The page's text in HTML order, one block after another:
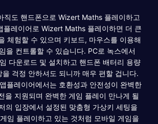
직도 핸드폰으로 Wizert Maths 플레이하고
플레이어로 Wizert Maths 플레이하면 더 큰
체험할 수 있으며 키보드, 마우스를 이용해
을 컨트롤할 수 있습니다. PC로 녹스에서
다운로드 및 설치하고 핸드폰 배터리 용량
을 걱정 안하셔도 되니까 매우 편할 겁니다.
플레이어에서는 호환성과 안전성이 완벽한
을 지원되며 완벽한 게임 플레이 만나게 될
의 입장에서 설정된 맞춤형 가상키 세팅을
임 플레이하고 있는 것처럼 모바일 게임을